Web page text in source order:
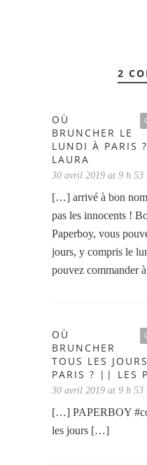
2
OÙ
BRUNCHER LE
LUNDI À PARIS
LAURA
30 avril 2019 at 9 h 53
[…] arrivé à bon
pas les innocents !
Paperboy, vous
jours, y compris le
pouvez commander
OÙ
BRUNCHER
TOUS LES
PARIS ? || LES
30 avril 2019 at 9 h 53
[…] PAPERBOY
les jours […]